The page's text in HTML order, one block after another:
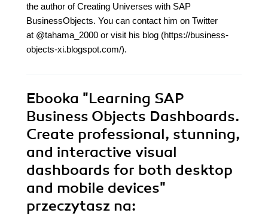
the author of Creating Universes with SAP
BusinessObjects. You can contact him on Twitter
at @tahama_2000 or visit his blog (https://business-
objects-xi.blogspot.com/).
Ebooka "Learning SAP
Business Objects Dashboards.
Create professional, stunning,
and interactive visual
dashboards for both desktop
and mobile devices"
przeczytasz na: